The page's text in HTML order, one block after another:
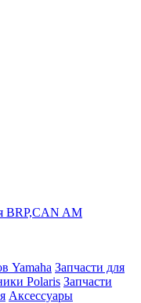
BRP,CAN AM
Yamaha Запчасти для
Polaris Запчасти
Аксессуары